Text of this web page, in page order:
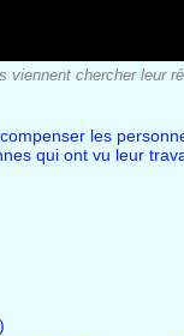
viennent chercher leur
les
qui ont vu leur